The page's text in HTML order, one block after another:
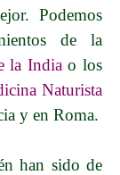
Podemos
de la
la India o los
Naturista
y en Roma.
han sido de